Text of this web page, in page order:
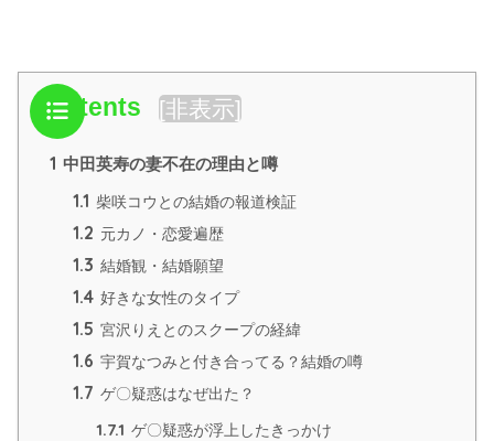
Contents [非表示]
1 中田英寿の妻不在の理由と噂
1.1 柴咲コウとの結婚の報道検証
1.2 元カノ・恋愛遍歴
1.3 結婚観・結婚願望
1.4 好きな女性のタイプ
1.5 宮沢りえとのスクープの経緯
1.6 宇賀なつみと付き合ってる？結婚の噂
1.7 ゲ〇疑惑はなぜ出た？
1.7.1 ゲ〇疑惑が浮上したきっかけ